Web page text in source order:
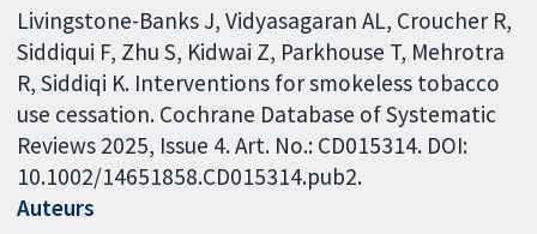
Livingstone-Banks J, Vidyasagaran AL, Croucher R,
Siddiqui F, Zhu S, Kidwai Z, Parkhouse T, Mehrotra
R, Siddiqi K. Interventions for smokeless tobacco
use cessation. Cochrane Database of Systematic
Reviews 2025, Issue 4. Art. No.: CD015314. DOI:
10.1002/14651858.CD015314.pub2.
Auteurs